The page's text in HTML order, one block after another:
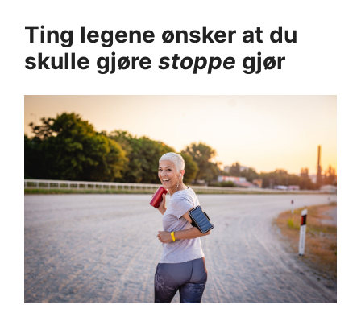
Ting legene ønsker at du
skulle gjøre stoppe gjør